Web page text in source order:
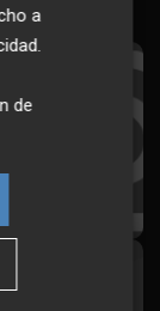
tu email
a
.
de